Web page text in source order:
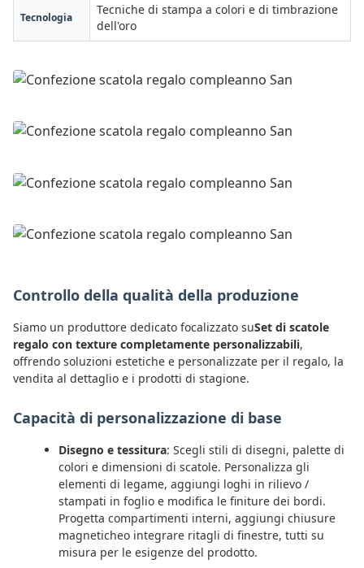
Tecnologia
Tecniche di stampa a colori e di timbrazione
dell'oro
Controllo della qualità della produzione
Siamo un produttore dedicato focalizzato suSet di scatole
regalo con texture completamente personalizzabili,
offrendo soluzioni estetiche e personalizzate per il regalo, la
vendita al dettaglio e i prodotti di stagione.
Capacità di personalizzazione di base
Disegno e tessitura: Scegli stili di disegni, palette di
colori e dimensioni di scatole. Personalizza gli
elementi di legame, aggiungi loghi in rilievo /
stampati in foglio e modifica le finiture dei bordi.
Progetta compartimenti interni, aggiungi chiusure
magneticheo integrare ritagli di finestre, tutti su
misura per le esigenze del prodotto.